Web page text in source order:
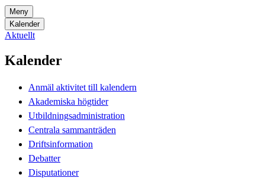
Meny
Kalender
Aktuellt
Kalender
Anmäl aktivitet till kalendern
Akademiska högtider
Utbildningsadministration
Centrala sammanträden
Driftsinformation
Debatter
Disputationer